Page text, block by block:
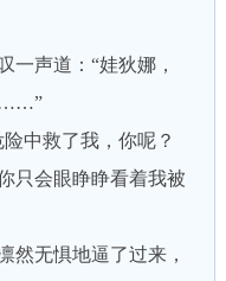
声道：“娃狄娜，
……”
中救了我，你呢？
只会眼睁睁看着我被
无惧地逼了过来，